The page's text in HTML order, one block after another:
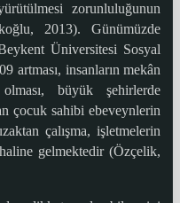
zorunluluğunun
2013). Günümüzde
Üniversitesi Sosyal
artması, insanların mekân
olması, büyük şehirlerde
çocuk sahibi ebeveynlerin
çalışma, işletmelerin
gelmektedir (Özçelik,